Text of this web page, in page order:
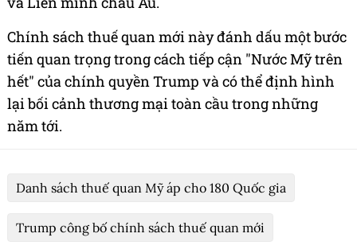
Chính sách thuế quan mới này đánh dấu một bước
tiến quan trọng trong cách tiếp cận "Nước Mỹ trên
hết" của chính quyền Trump và có thể định hình
lại bối cảnh thương mại toàn cầu trong những
năm tới.
Danh sách thuế quan Mỹ áp cho 180 Quốc gia
Trump công bố chính sách thuế quan mới